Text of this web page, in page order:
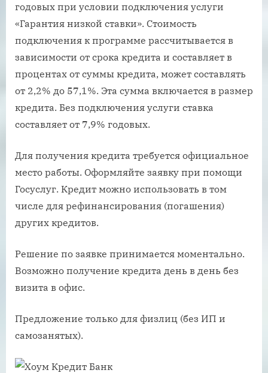
годовых при условии подключения услуги
«Гарантия низкой ставки». Стоимость
подключения к программе рассчитывается в
зависимости от срока кредита и составляет в
процентах от суммы кредита, может составлять
от 2,2% до 57,1%. Эта сумма включается в размер
кредита. Без подключения услуги ставка
составляет от 7,9% годовых.
Для получения кредита требуется официальное
место работы. Оформляйте заявку при помощи
Госуслуг. Кредит можно использовать в том
числе для рефинансирования (погашения)
других кредитов.
Решение по заявке принимается моментально.
Возможно получение кредита день в день без
визита в офис.
Предложение только для физлиц (без ИП и
самозанятых).